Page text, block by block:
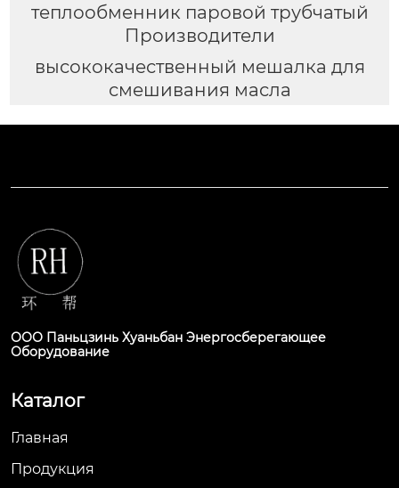
теплообменник паровой трубчатый
Производители
высококачественный мешалка для
смешивания масла
ООО Паньцзинь Хуаньбан Энергосберегающее
Оборудование
Каталог
Главная
Продукция